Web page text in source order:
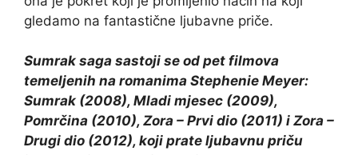
gledamo na fantastične ljubavne priče.
Sumrak saga sastoji se od pet filmova
temeljenih na romanima Stephenie Meyer:
Sumrak (2008), Mladi mjesec (2009),
Pomrčina (2010), Zora – Prvi dio (2011) i Zora –
Drugi dio (2012), koji prate ljubavnu priču